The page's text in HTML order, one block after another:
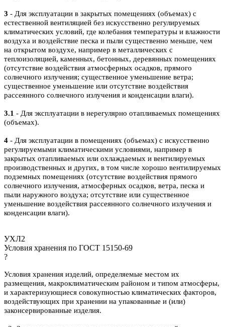
3 - Для эксплуатации в закрытых помещениях (объемах) с
естественной вентиляцией без искусственно регулируемых
климатических условий, где колебания температуры и влажности
воздуха и воздействие песка и пыли существенно меньше, чем
на открытом воздухе, например в металлических с
теплоизоляцией, каменных, бетонных, деревянных помещениях
(отсутствие воздействия атмосферных осадков, прямого
солнечного излучения; существенное уменьшение ветра;
существенное уменьшение или отсутствие воздействия
рассеянного солнечного излучения и конденсации влаги).
3.1 - Для эксплуатации в нерегулярно отапливаемых помещениях
(объемах).
4 - Для эксплуатации в помещениях (объемах) с искусственно
регулируемыми климатическими условиями, например в
закрытых отапливаемых или охлаждаемых и вентилируемых
производственных и других, в том числе хорошо вентилируемых
подземных помещениях (отсутствие воздействия прямого
солнечного излучения, атмосферных осадков, ветра, песка и
пыли наружного воздуха; отсутствие или существенное
уменьшение воздействия рассеянного солнечного излучения и
конденсации влаги).
УХЛ2
Условия хранения по ГОСТ 15150-69
?
Условия хранения изделий, определяемые местом их
размещения, макроклиматическим районом и типом атмосферы,
и характеризующиеся совокупностью климатических факторов,
воздействующих при хранении на упакованные и (или)
законсервированные изделия.